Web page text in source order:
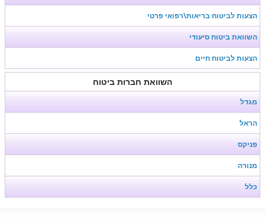
הצעות לביטוח בריאות\רפואי פרטי
השוואת ביטוח סיעודי
הצעות לביטוח חיים
השוואת חברות ביטוח
מגדל
הראל
פניקס
מנורה
כלל